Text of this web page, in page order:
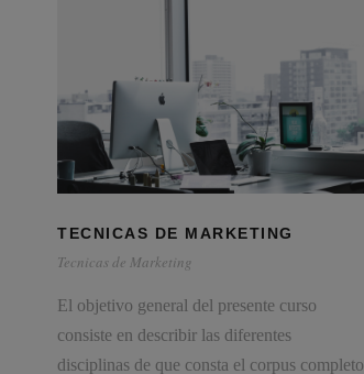
TECNICAS DE MARKETING
Tecnicas de Marketing
El objetivo general del presente curso
consiste en describir las diferentes
disciplinas de que consta el corpus completo